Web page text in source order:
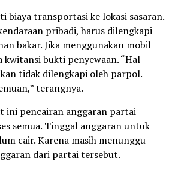
biaya transportasi ke lokasi sasaran.
pribadi, harus dilengkapi
bakar. Jika menggunakan mobil
kwitansi bukti penyewaan. “Hal
tidak dilengkapi oleh parpol.
terangnya.
ini pencairan anggaran partai
semua. Tinggal anggaran untuk
cair. Karena masih menunggu
dari partai tersebut.